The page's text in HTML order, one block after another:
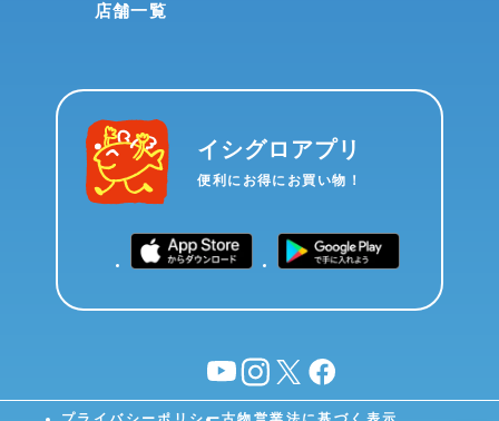
店舗一覧
イシグロアプリ
便利にお得にお買い物！
YouTubeinstagram
X facebook